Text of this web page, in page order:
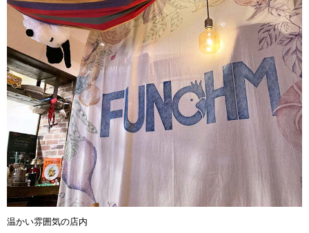
温かい雰囲気の店内